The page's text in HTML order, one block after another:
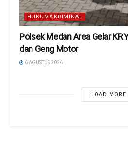
HUKUM&KRIMINAL
Polsek Medan Area Gelar
dan Geng Motor
6 AGUSTUS 2026
LOAD MORE